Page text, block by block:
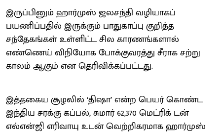
இருப்பினும் ஹார்முஸ் ஜலசந்தி வழியாகப்
பயணிப்பதில் இருக்கும் பாதுகாப்பு குறித்த
சந்தேகங்கள் உள்ளிட்ட சில காரணங்களால்
எண்ணெய் விநியோக போக்குவரத்து சீராக சற்று
காலம் ஆகும் என தெரிவிக்கப்பட்டது.
இத்தகைய சூழலில் ‘திஷா’ என்ற பெயர் கொண்ட
இந்திய சரக்கு கப்பல், சுமார் 62,370 மெட்ரிக் டன்
எல்என்ஜி எரிவாயு உடன் வெற்றிகரமாக ஹார்முஸ்